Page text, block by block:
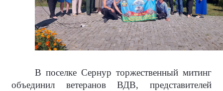
В поселке Сернур торжественный митинг
объединил ветеранов ВДВ, представителей